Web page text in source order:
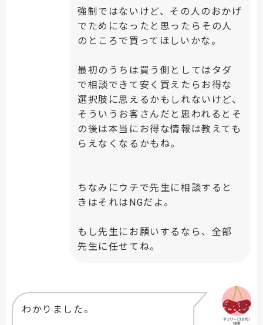
強制ではないけど、その人のおかげ
でためになったと思ったらその人
のところで買ってほしいかな。
最初のうちは買う側としてはタダ
で相談できて安く買えたらお得な
選択肢に思えるかもしれないけど、
そういうお客さんだと思われるとそ
の後は本当にお得な情報は教えても
らえなくなるかもね。
ちなみにウチで先生に相談すると
きはそれはNGだよ。
もし先生にお願いするなら、全部
先生に任せてね。
わかりました。